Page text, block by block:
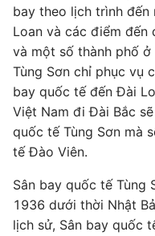
bay theo lịch trình
Loan và các điểm đến
và một số thành phố ở
Tùng Sơn chỉ phục vụ
bay quốc tế đến Đài
Việt Nam đi Đài Bắc
quốc tế Tùng Sơn mà
tế Đào Viên.
Sân bay quốc tế Tùng
1936 dưới thời Nhật
lịch sử, Sân bay quốc